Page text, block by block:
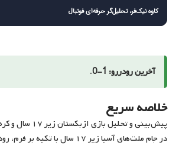
کاوه نیک‌فر، تحلیل‌گر حرفه‌ای فوتبال
آخرین رودررو: 1-0 .
خلاصه سریع
در جام ملت‌های آسیا زیر ۱۷ سال با